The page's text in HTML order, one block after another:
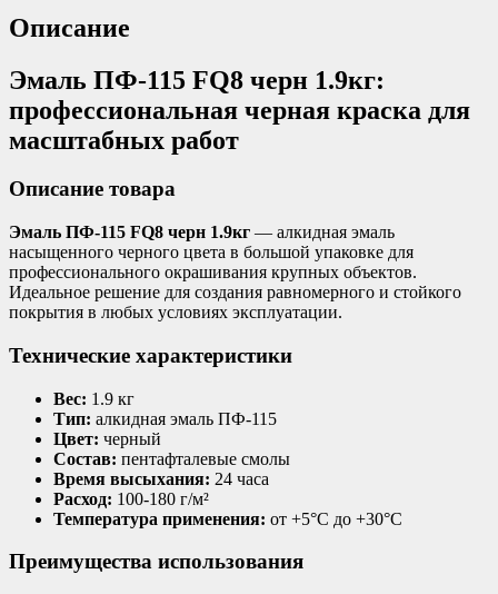
Описание
Эмаль ПФ-115 FQ8 черн 1.9кг:
профессиональная черная краска для
масштабных работ
Описание товара
Эмаль ПФ-115 FQ8 черн 1.9кг — алкидная эмаль
насыщенного черного цвета в большой упаковке для
профессионального окрашивания крупных объектов.
Идеальное решение для создания равномерного и стойкого
покрытия в любых условиях эксплуатации.
Технические характеристики
Вес: 1.9 кг
Тип: алкидная эмаль ПФ-115
Цвет: черный
Состав: пентафталевые смолы
Время высыхания: 24 часа
Расход: 100-180 г/м²
Температура применения: от +5°C до +30°C
Преимущества использования